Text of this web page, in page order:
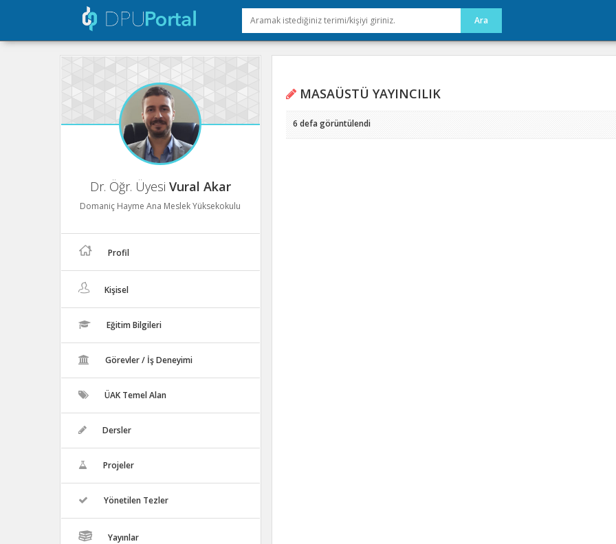
Dr. Öğr. Üyesi Vural Akar
Domaniç Hayme Ana Meslek Yüksekokulu
Profil
Kişisel
Eğitim Bilgileri
Görevler / İş Deneyimi
ÜAK Temel Alan
Dersler
Projeler
Yönetilen Tezler
Yayınlar
MASAÜSTÜ YAYINCILIK
6 defa görüntülendi